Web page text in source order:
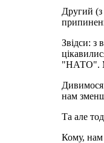
Другий
Звідси: з
"НАТО".
нам
Та але
Кому,